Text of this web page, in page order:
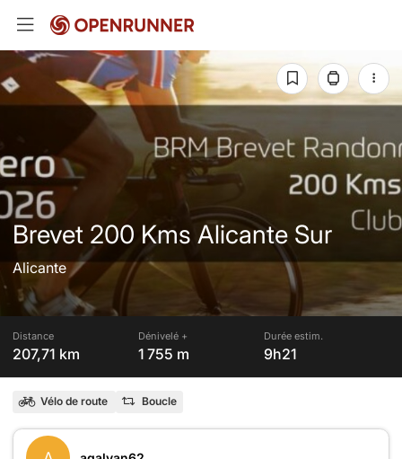
Brevet 200 Kms Alicante Sur
Alicante
Distance
207,71 km
Dénivelé +
1 755 m
Durée estim.
9h21
Vélo de route Boucle